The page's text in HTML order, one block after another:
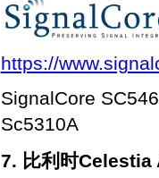
https://
SignalCore
Sc5310A
7. 比利时Celestia